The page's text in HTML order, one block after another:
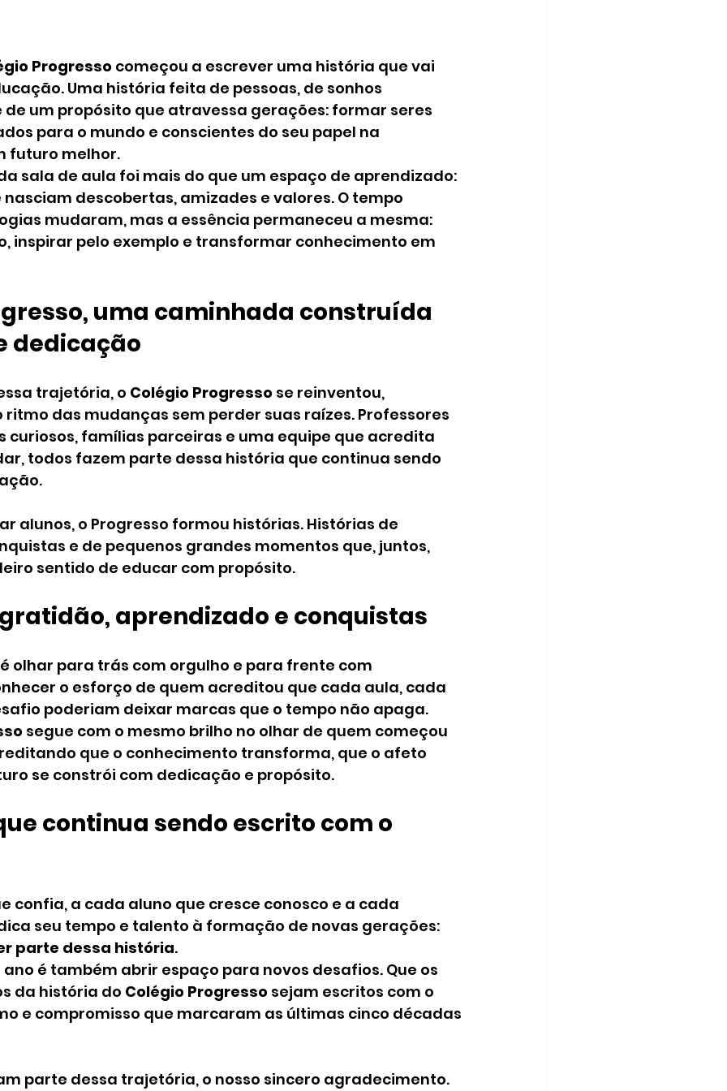
Progresso começou a escrever uma história que vai
Uma história feita de pessoas, de sonhos
um propósito que atravessa gerações: formar seres
para o mundo e conscientes do seu papel na
futuro melhor.
sala de aula foi mais do que um espaço de aprendizado:
descobertas, amizades e valores. O tempo
mudaram, mas a essência permaneceu a mesma:
inspirar pelo exemplo e transformar conhecimento em
uma caminhada construída
dedicação
trajetória, o Colégio Progresso se reinventou,
das mudanças sem perder suas raízes. Professores
curiosos, famílias parceiras e uma equipe que acredita
todos fazem parte dessa história que continua sendo
alunos, o Progresso formou histórias. Histórias de
e de pequenos grandes momentos que, juntos,
sentido de educar com propósito.
aprendizado e conquistas
olhar para trás com orgulho e para frente com
o esforço de quem acreditou que cada aula, cada
poderiam deixar marcas que o tempo não apaga.
segue com o mesmo brilho no olhar de quem começou
que o conhecimento transforma, que o afeto
se constrói com dedicação e propósito.
continua sendo escrito com o
confia, a cada aluno que cresce conosco e a cada
seu tempo e talento à formação de novas gerações:
parte dessa história.
é também abrir espaço para novos desafios. Que os
da história do Colégio Progresso sejam escritos com o
e compromisso que marcaram as últimas cinco décadas
parte dessa trajetória, o nosso sincero agradecimento.